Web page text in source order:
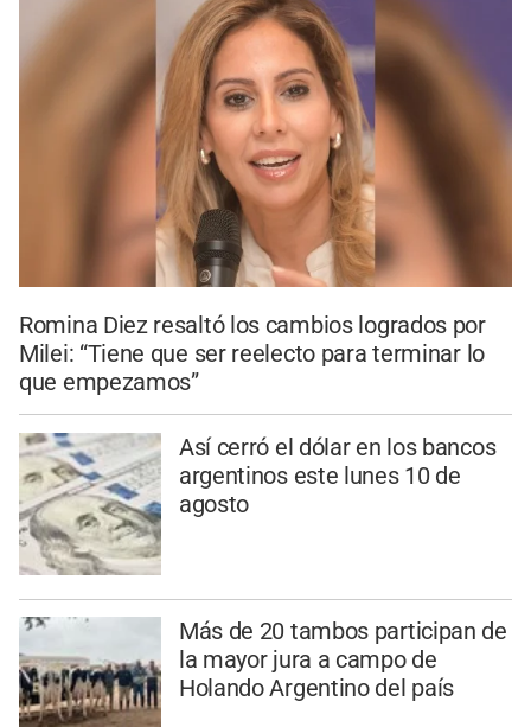
Romina Diez resaltó los cambios logrados por
Milei: “Tiene que ser reelecto para terminar lo
que empezamos”
Así cerró el dólar en los bancos
argentinos este lunes 10 de
agosto
Más de 20 tambos participan de
la mayor jura a campo de
Holando Argentino del país